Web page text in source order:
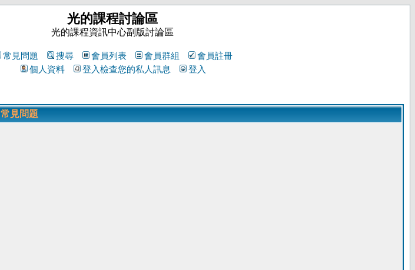
光的課程討論區
光的課程資訊中心副版討論區
常見問題 搜尋 會員列表 會員群組
會員註冊
個人資料
登入檢查您的私人訊息 登入
常見問題